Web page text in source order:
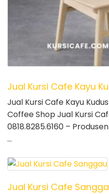
Jual Kursi Cafe Kayu
Jual Kursi Cafe Kayu
Coffee Shop Jual Kursi
0818.8285.6160 –
…
Jual Kursi Cafe